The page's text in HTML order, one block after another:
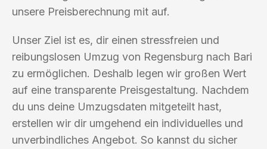
unsere Preisberechnung mit auf.
Unser Ziel ist es, dir einen stressfreien und
reibungslosen Umzug von Regensburg nach Bari
zu ermöglichen. Deshalb legen wir großen Wert
auf eine transparente Preisgestaltung. Nachdem
du uns deine Umzugsdaten mitgeteilt hast,
erstellen wir dir umgehend ein individuelles und
unverbindliches Angebot. So kannst du sicher